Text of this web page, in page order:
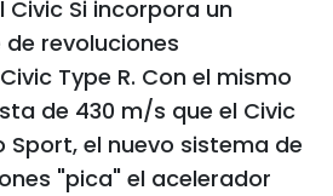
Civic Si incorpora un
revoluciones
Type R. Con el mismo
de 430 m/s que el Civic
Sport, el nuevo sistema de
"pica" el acelerador